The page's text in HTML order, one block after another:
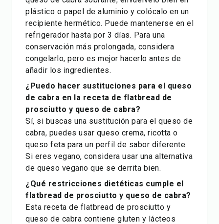
plástico o papel de aluminio y colócalo en un
recipiente hermético. Puede mantenerse en el
refrigerador hasta por 3 días. Para una
conservación más prolongada, considera
congelarlo, pero es mejor hacerlo antes de
añadir los ingredientes.
¿Puedo hacer sustituciones para el queso
de cabra en la receta de flatbread de
prosciutto y queso de cabra?
Sí, si buscas una sustitución para el queso de
cabra, puedes usar queso crema, ricotta o
queso feta para un perfil de sabor diferente.
Si eres vegano, considera usar una alternativa
de queso vegano que se derrita bien.
¿Qué restricciones dietéticas cumple el
flatbread de prosciutto y queso de cabra?
Esta receta de flatbread de prosciutto y
queso de cabra contiene gluten y lácteos